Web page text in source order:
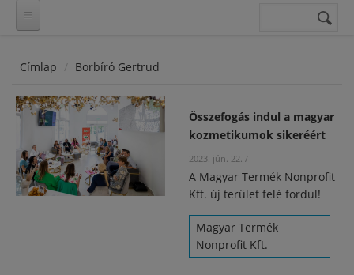
Keresés
Címlap Borbíró Gertrud
Összefogás indul a magyar
kozmetikumok sikeréért
2023. jún. 22. /
A Magyar Termék Nonprofit
Kft. új terület felé fordul!
Magyar Termék
Nonprofit Kft.